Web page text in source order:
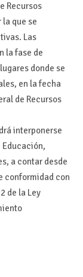
Recursos
que se
Las
la fase de
donde se
en la fecha
de Recursos
interponerse
Educación,
a contar desde
conformidad con
de la Ley